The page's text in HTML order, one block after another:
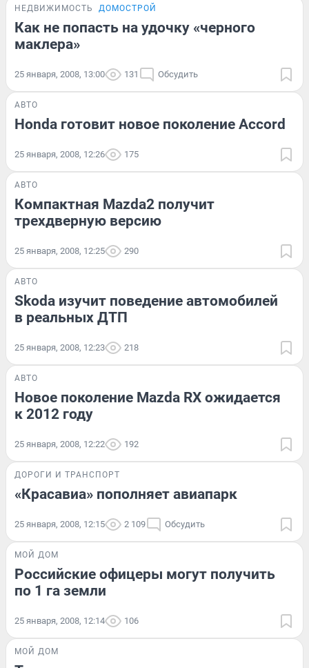
НЕДВИЖИМОСТЬ ДОМОСТРОЙ
Как не попасть на удочку «черного
маклера»
25 января, 2008, 13:00 131 Обсудить
АВТО
Honda готовит новое поколение Accord
25 января, 2008, 12:26 175
АВТО
Компактная Mazda2 получит
трехдверную версию
25 января, 2008, 12:25 290
АВТО
Skoda изучит поведение автомобилей
в реальных ДТП
25 января, 2008, 12:23 218
АВТО
Новое поколение Mazda RX ожидается
к 2012 году
25 января, 2008, 12:22 192
ДОРОГИ И ТРАНСПОРТ
«Красавиа» пополняет авиапарк
25 января, 2008, 12:15 2 109 Обсудить
МОЙ ДОМ
Российские офицеры могут получить
по 1 га земли
25 января, 2008, 12:14 106
МОЙ ДОМ